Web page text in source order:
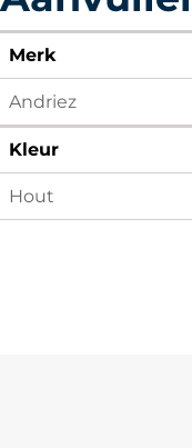
Merk
Andriez
Kleur
Hout